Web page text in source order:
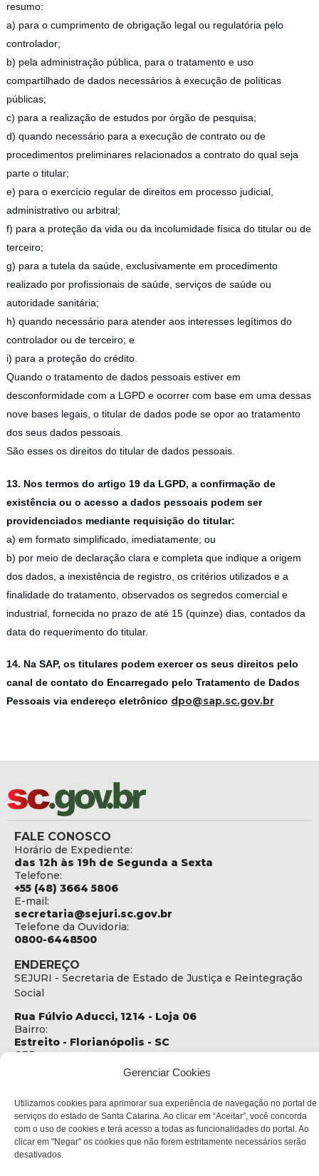
Gerenciar Cookies
Utilizamos cookies para aprimorar sua experiência de navegação no portal de
serviços do estado de Santa Catarina. Ao clicar em “Aceitar”, você concorda
com o uso de cookies e terá acesso a todas as funcionalidades do portal. Ao
clicar em "Negar" os cookies que não forem estritamente necessários serão
desativados.
resumo:
a) para o cumprimento de obrigação legal ou regulatória pelo
controlador;
b) pela administração pública, para o tratamento e uso
compartilhado de dados necessários à execução de políticas
públicas;
c) para a realização de estudos por órgão de pesquisa;
d) quando necessário para a execução de contrato ou de
procedimentos preliminares relacionados a contrato do qual seja
parte o titular;
e) para o exercício regular de direitos em processo judicial,
administrativo ou arbitral;
f) para a proteção da vida ou da incolumidade física do titular ou de
terceiro;
g) para a tutela da saúde, exclusivamente em procedimento
realizado por profissionais de saúde, serviços de saúde ou
autoridade sanitária;
h) quando necessário para atender aos interesses legítimos do
controlador ou de terceiro; e
i) para a proteção do crédito.
Quando o tratamento de dados pessoais estiver em
desconformidade com a LGPD e ocorrer com base em uma dessas
nove bases legais, o titular de dados pode se opor ao tratamento
dos seus dados pessoais.
São esses os direitos do titular de dados pessoais.
13. Nos termos do artigo 19 da LGPD, a confirmação de
existência ou o acesso a dados pessoais podem ser
providenciados mediante requisição do titular:
a) em formato simplificado, imediatamente; ou
b) por meio de declaração clara e completa que indique a origem
dos dados, a inexistência de registro, os critérios utilizados e a
finalidade do tratamento, observados os segredos comercial e
industrial, fornecida no prazo de até 15 (quinze) dias, contados da
data do requerimento do titular.
14. Na SAP, os titulares podem exercer os seus direitos pelo
canal de contato do Encarregado pelo Tratamento de Dados
Pessoais via endereço eletrônico dpo@sap.sc.gov.br
FALE CONOSCO
Horário de Expediente:
das 12h às 19h de Segunda a Sexta
Telefone:
+55 (48) 3664 5806
E-mail:
secretaria@sejuri.sc.gov.br
Telefone da Ouvidoria:
0800-6448500
ENDEREÇO
SEJURI - Secretaria de Estado de Justiça e Reintegração
Social
Rua Fúlvio Aducci, 1214 - Loja 06
Bairro:
Estreito - Florianópolis - SC
CEP:
Copyright © 2023 Todos os Direitos Reservados SC - Governo de
Santa Catarina | Desenvolvedor: CIASC